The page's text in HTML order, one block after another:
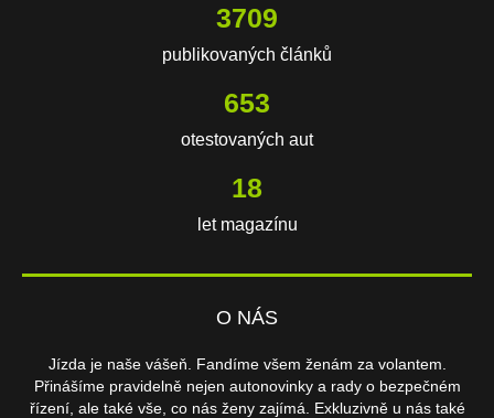
3709
publikovaných článků
653
otestovaných aut
18
let magazínu
O NÁS
Jízda je naše vášeň. Fandíme všem ženám za volantem.
Přinášíme pravidelně nejen autonovinky a rady o bezpečném
řízení, ale také vše, co nás ženy zajímá. Exkluzivně u nás také